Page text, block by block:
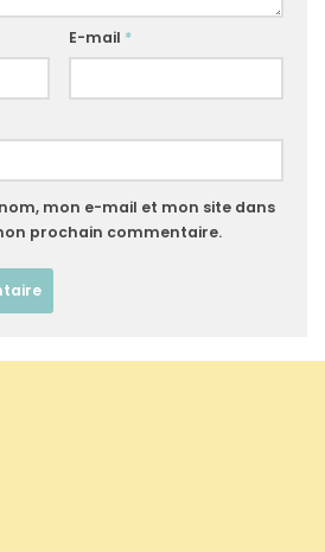
E-mail *
mon e-mail et mon site dans
prochain commentaire.